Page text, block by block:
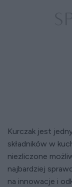
Kurczak jest
składników w
niezliczone
najbardziej
na innowacje i